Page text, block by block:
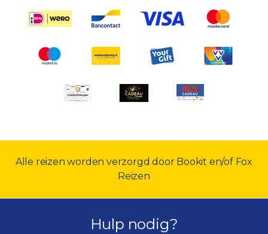
Alle reizen worden verzorgd door Bookit en/of Fox
Reizen
Hulp nodig?